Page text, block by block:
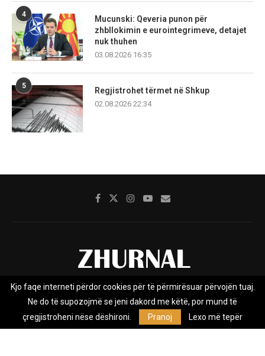
4
Mucunski: Qeveria punon për
zhbllokimin e eurointegrimeve, detajet
nuk thuhen
03.08.2026 16:35
5
Regjistrohet tërmet në Shkup
02.08.2026 22:34
Rreth nesh Impresumi Marketing
Kontakt
Privacy Policy
Zhurnal.mk është Agjenci e Lajmeve e pavarur, e themeluar në vitin
Kjo faqe interneti përdor cookies për të përmirësuar përvojën tuaj.
Ne do të supozojmë se jeni dakord me këtë, por mund të
çregjistroheni nëse dëshironi.
Pranoj Lexo më tepër